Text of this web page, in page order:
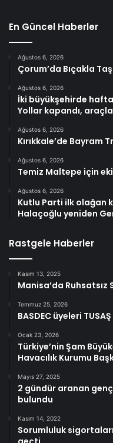
En Güncel Haberler
Ağustos 6, 2026
Çorum’da Bıçakla
Ağustos 6, 2026
İki büyükşehirde
Yollar kapandı,
Ağustos 6, 2026
Kırıkkale’de Bayram
Ağustos 6, 2026
Temiz Maltepe için
Ağustos 6, 2026
Kutlu Parti ilk olağan
Halaçoğlu yeniden
Rastgele Haberler
Kasım 13, 2025
Manisa’da Ruhsatsız
Temmuz 25, 2026
BASDEC üyeleri
Ocak 23, 2026
Türkiye’nin Şam
Havacılık Kurumu
Mayıs 27, 2025
2 gündür aranan
bulundu
Kasım 14, 2022
Sorumluluk